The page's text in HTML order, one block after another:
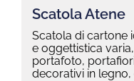
Scatola Atene
Scatola di cartone
e oggettistica
portafoto,
decorativi in